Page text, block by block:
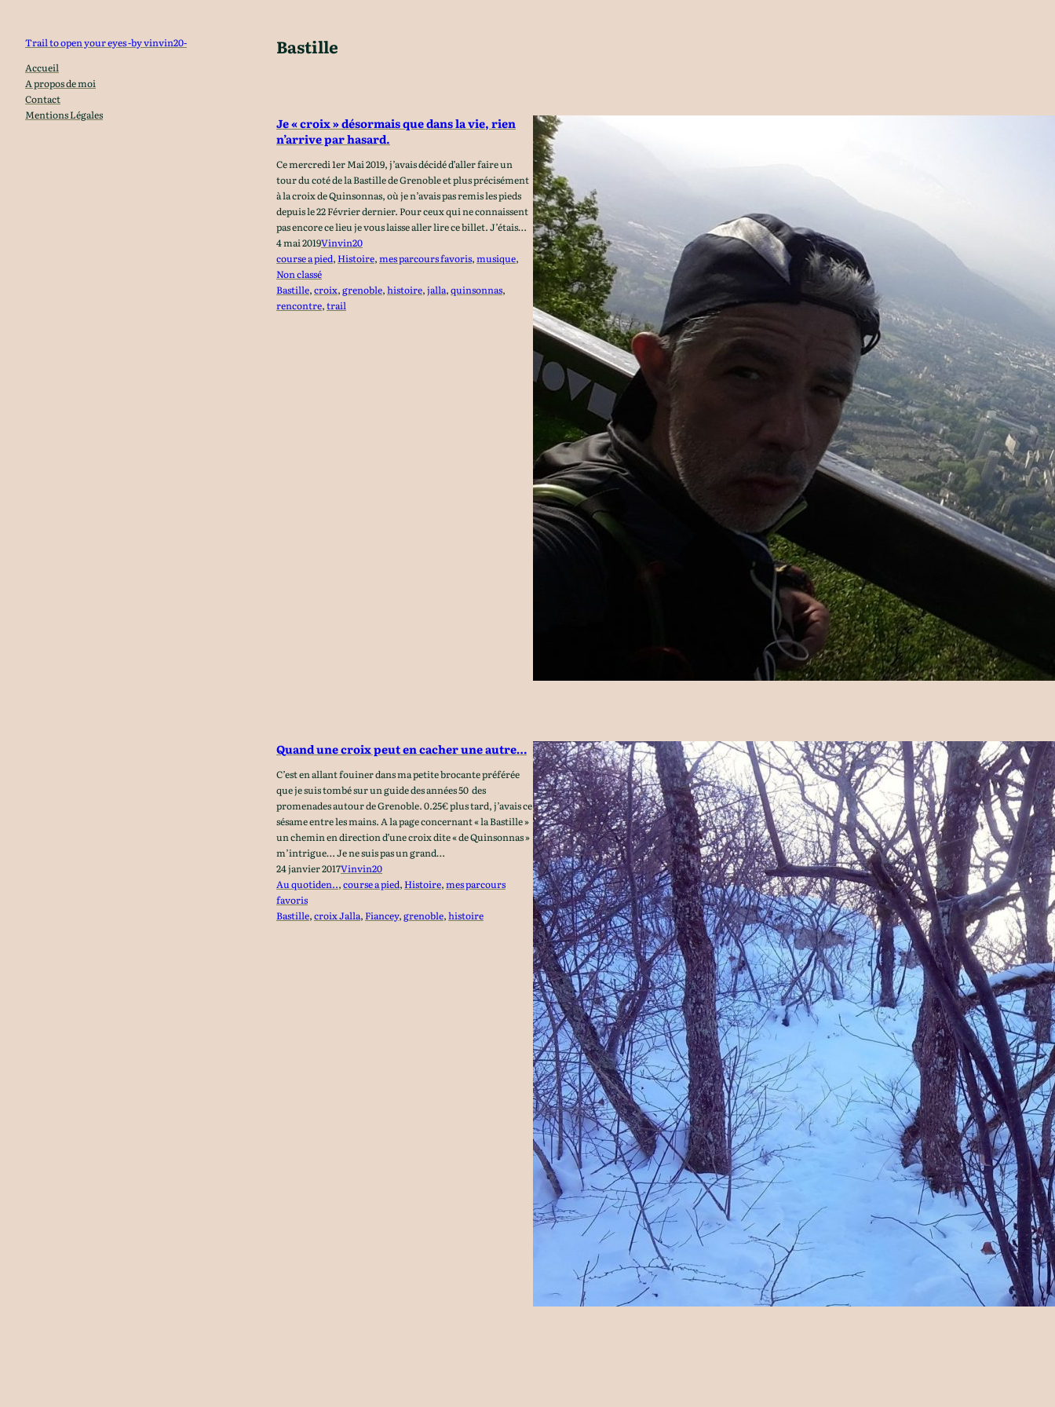
contenu
Trail to open your eyes -by vinvin20-
Accueil
A propos de moi
Contact
Mentions Légales
Bastille
Je « croix » désormais que dans la vie, rien
n’arrive par hasard.
Ce mercredi 1er Mai 2019, j’avais décidé d’aller faire un
tour du coté de la Bastille de Grenoble et plus précisément
à la croix de Quinsonnas, où je n’avais pas remis les pieds
depuis le 22 Février dernier. Pour ceux qui ne connaissent
pas encore ce lieu je vous laisse aller lire ce billet. J’étais…
4 mai 2019Vinvin20
course a pied, Histoire, mes parcours favoris, musique
Non classé
Bastille, croix, grenoble, histoire, jalla, quinsonnas
rencontre, trail
Quand une croix peut en cacher une autre…
C’est en allant fouiner dans ma petite brocante préférée
que je suis tombé sur un guide des années 50 des
promenades autour de Grenoble. 0.25€ plus tard, j’avais ce
sésame entre les mains. A la page concernant « la Bastille »
un chemin en direction d’une croix dite « de Quinsonnas »
m’intrigue… Je ne suis pas un grand…
24 janvier 2017Vinvin20
Au quotiden.., course a pied, Histoire, mes parcours
favoris
Bastille, croix Jalla, Fiancey, grenoble, histoire